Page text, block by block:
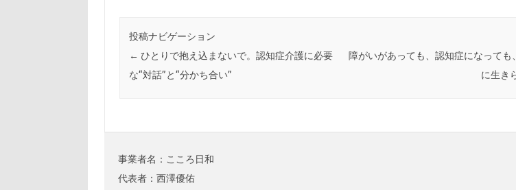
投稿ナビゲーション
← ひとりで抱え込まないで。認知症介護に必要
な“対話”と“分かち合い”
障がいがあっても、認知症になっても
に生き
事業者名：こころ日和
代表者：西澤優佑